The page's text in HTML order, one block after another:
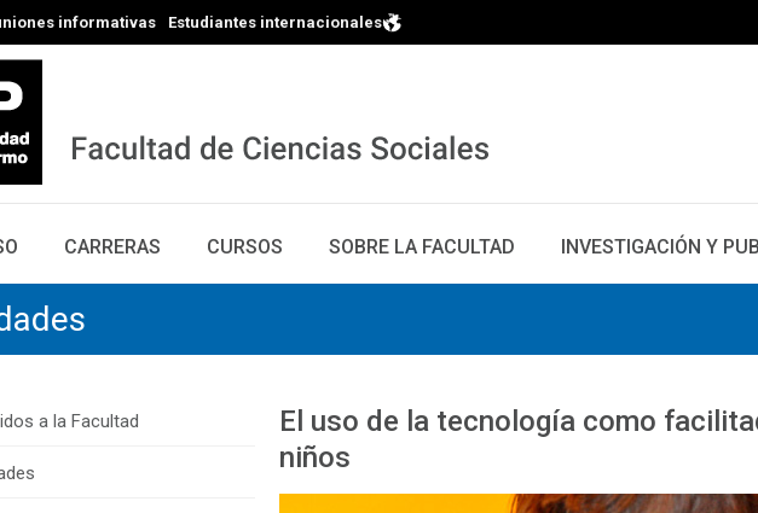
informativas Estudiantes internacionales
CARRERAS CURSOS SOBRE LA FACULTAD INVESTIGACIÓN Y
El uso de la tecnología como
niños
a la Facultad